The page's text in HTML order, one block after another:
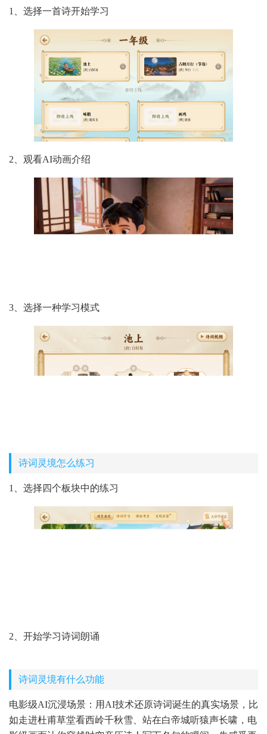
1、选择一首诗开始学习
2、观看AI动画介绍
3、选择一种学习模式
诗词灵境怎么练习
1、选择四个板块中的练习
2、开始学习诗词朗诵
诗词灵境有什么功能
电影级AI沉浸场景：用AI技术还原诗词诞生的真实场景，比
如走进杜甫草堂看西岭千秋雪、站在白帝城听猿声长啸，电